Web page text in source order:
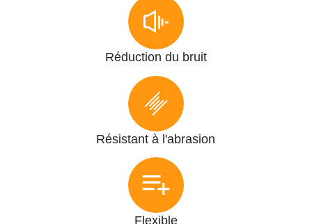
Réduction du bruit
Résistant à l'abrasion
Flexible